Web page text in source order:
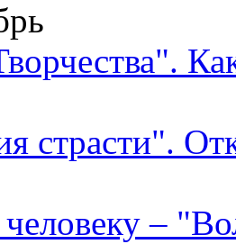
страсти".
человеку –